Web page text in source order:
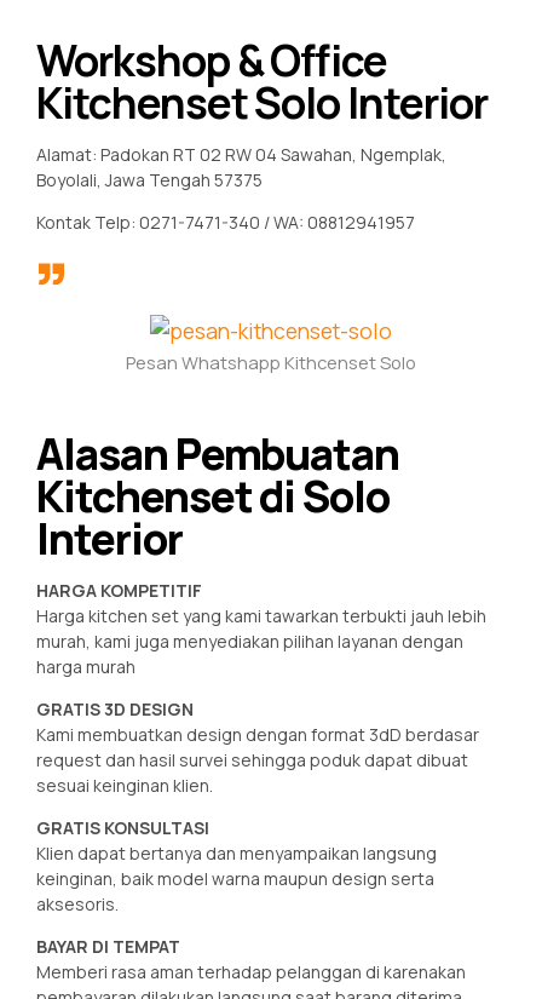
Workshop & Office
Kitchenset Solo Interior
Alamat: Padokan RT 02 RW 04 Sawahan, Ngemplak,
Boyolali, Jawa Tengah 57375
Kontak Telp: 0271-7471-340 / WA: 08812941957
Pesan Whatshapp Kithcenset Solo
Alasan Pembuatan
Kitchenset di Solo
Interior
HARGA KOMPETITIF
Harga kitchen set yang kami tawarkan terbukti jauh lebih
murah, kami juga menyediakan pilihan layanan dengan
harga murah
GRATIS 3D DESIGN
Kami membuatkan design dengan format 3dD berdasar
request dan hasil survei sehingga poduk dapat dibuat
sesuai keinginan klien.
GRATIS KONSULTASI
Klien dapat bertanya dan menyampaikan langsung
keinginan, baik model warna maupun design serta
aksesoris.
BAYAR DI TEMPAT
Memberi rasa aman terhadap pelanggan di karenakan